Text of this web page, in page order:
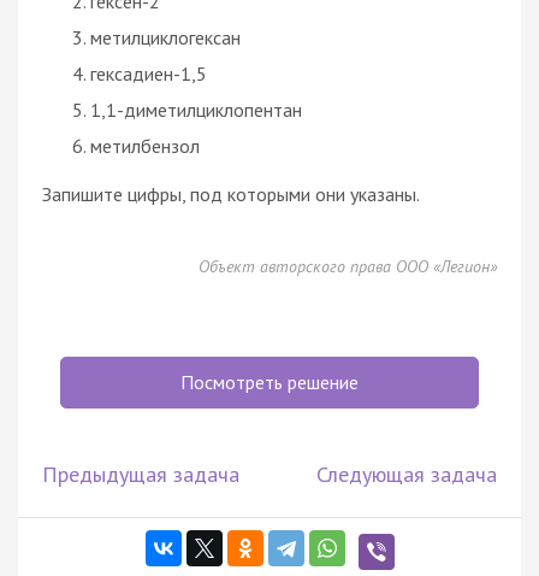
метилциклогексан
гексадиен-1,5
1,1-диметилциклопентан
метилбензол
Запишите цифры, под которыми они указаны.
Объект авторского права ООО «Легион»
Посмотреть решение
Предыдущая задача Следующая задача